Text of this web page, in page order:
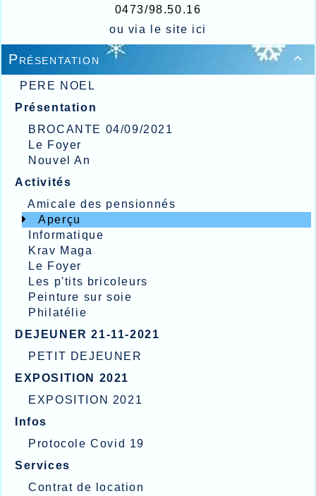
0473/98.50.16
ou via le site ici

Présentation
PERE NOEL
Présentation
BROCANTE 04/09/2021
Le Foyer
Nouvel An
Activités
Amicale des pensionnés
Aperçu
Informatique
Krav Maga
Le Foyer
Les p'tits bricoleurs
Peinture sur soie
Philatélie
DEJEUNER 21-11-2021
PETIT DEJEUNER
EXPOSITION 2021
EXPOSITION 2021
Infos
Protocole Covid 19
Services
Contrat de location